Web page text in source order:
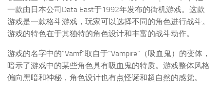
一款由日本公司Data East于1992年发布的街机游戏。这款
游戏是一款格斗游戏，玩家可以选择不同的角色进行战斗。
游戏的特色在于其独特的角色设计和丰富的战斗动作。
游戏的名字中的”Vamf”取自于“Vampire”（吸血鬼）的变体，
暗示了游戏中的某些角色具有吸血鬼的特质。游戏整体风格
偏向黑暗和神秘，角色设计也有点怪诞和超自然的感觉。